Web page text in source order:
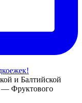
и Балтийской
— Фруктового